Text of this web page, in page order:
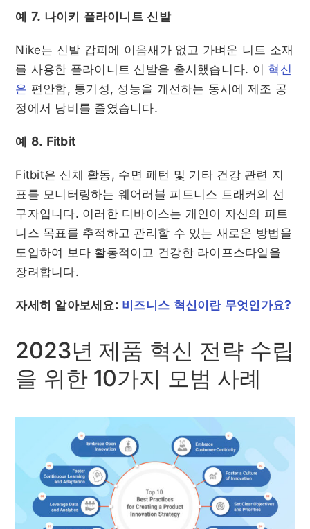
예 7. 나이키 플라이니트 신발
Nike는 신발 갑피에 이음새가 없고 가벼운 니트 소재
를 사용한 플라이니트 신발을 출시했습니다. 이 혁신
은 편안함, 통기성, 성능을 개선하는 동시에 제조 공
정에서 낭비를 줄였습니다.
예 8. Fitbit
Fitbit은 신체 활동, 수면 패턴 및 기타 건강 관련 지
표를 모니터링하는 웨어러블 피트니스 트래커의 선
구자입니다. 이러한 디바이스는 개인이 자신의 피트
니스 목표를 추적하고 관리할 수 있는 새로운 방법을
도입하여 보다 활동적이고 건강한 라이프스타일을
장려합니다.
자세히 알아보세요: 비즈니스 혁신이란 무엇인가요?
2023년 제품 혁신 전략 수립
을 위한 10가지 모범 사례